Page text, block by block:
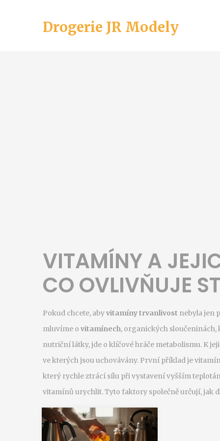
Drogerie JR Modely
VITAMÍNY A
CO OVLIVŇUJE
Pokud chcete, abyvitamíny trvanlivost nebyla jen
mluvíme o vitamínech, organických sloučeninách,
nutriční látky,jde o klíčové hráče metabolismu. K
ve kterých jsou uchovávány. První příklad je
který rychle ztrácí sílu při vystavení vyšším
vitamínů urychlit. Tyto faktory společně určují, jak